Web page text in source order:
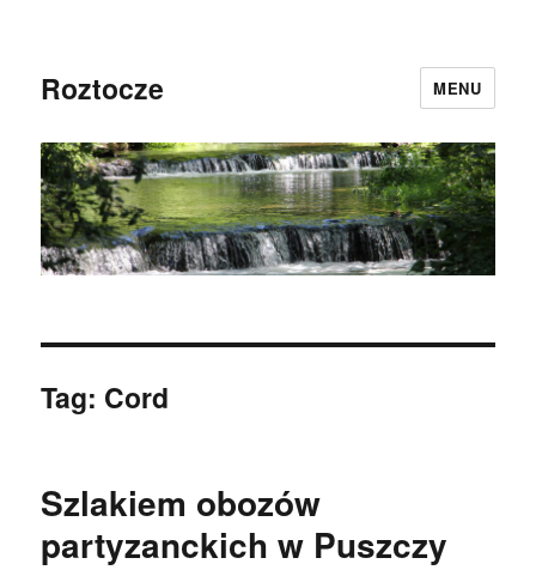
Roztocze MENU
Tag: Cord
Szlakiem obozów
partyzanckich w Puszczy